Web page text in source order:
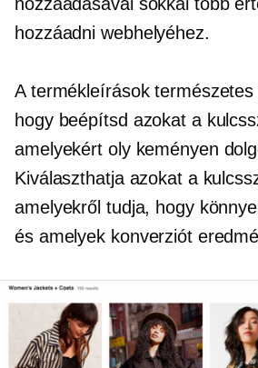
hozzáadni webhelyéhez.
A termékleírások természetes
hogy beépítsd azokat a
amelyekért oly keményen
Kiválaszthatja azokat a
amelyekről tudja, hogy
és amelyek konverziót